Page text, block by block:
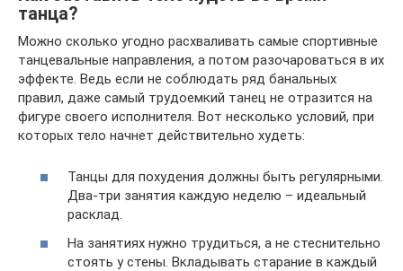
танца?
Можно сколько угодно расхваливать самые спортивные
танцевальные направления, а потом разочароваться в их
эффекте. Ведь если не соблюдать ряд банальных
правил, даже самый трудоемкий танец не отразится на
фигуре своего исполнителя. Вот несколько условий, при
которых тело начнет действительно худеть:
Танцы для похудения должны быть регулярными.
Два-три занятия каждую неделю – идеальный
расклад.
На занятиях нужно трудиться, а не стеснительно
стоять у стены. Вкладывать старание в каждый